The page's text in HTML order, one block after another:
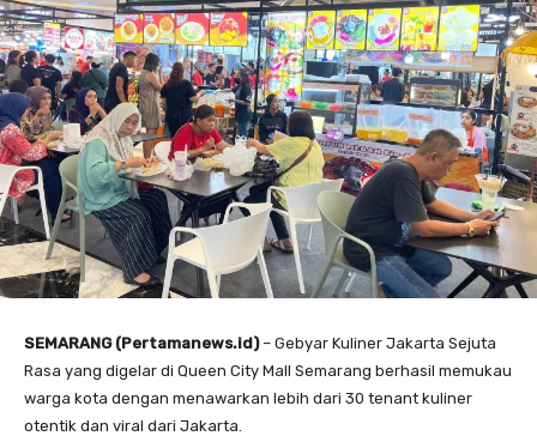
SEMARANG (Pertamanews.id)– Gebyar Kuliner Jakarta Sejuta
Rasa yang digelar di Queen City Mall Semarang berhasil memukau
warga kota dengan menawarkan lebih dari 30 tenant kuliner
otentik dan viral dari Jakarta.